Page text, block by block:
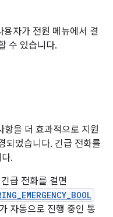
용자가 전원 메뉴에서 결
수 있습니다.
을 더 효과적으로 지원
되었습니다. 긴급 전화를
.
급 전화를 걸면
자동으로 진행 중인 통